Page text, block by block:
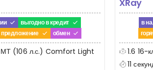
выгодно в кредит
предложение
обмен
(106 л.с.) Comfort Light
XRay
в
1.6 16-
11